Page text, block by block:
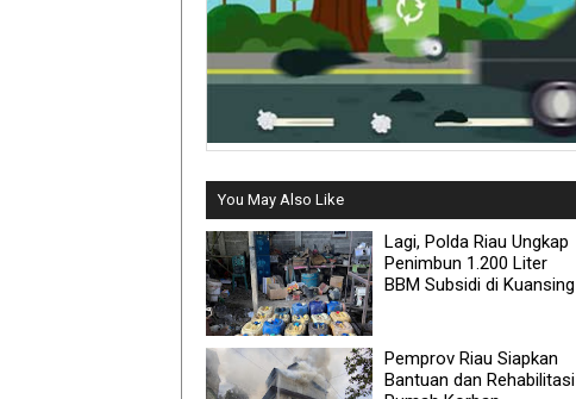
You May Also Like
Lagi, Polda Riau Ungkap
Penimbun 1.200 Liter
BBM Subsidi di Kuansing
Pemprov Riau Siapkan
Bantuan dan Rehabilitasi